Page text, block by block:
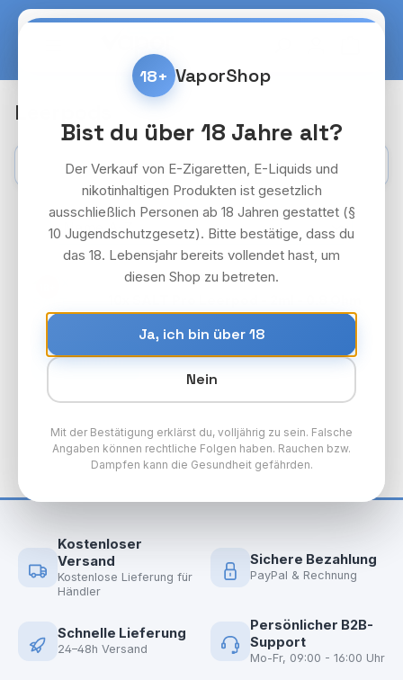
Zum Hauptinhalt springen
Leerpods
Kategorien Filter
SALT PRO DEVICE PAKET
Preise nach Login
Anmelden
Kostenloser
Versand
Kostenlose Lieferung für
Händler
Sichere Bezahlung
PayPal & Rechnung
Schnelle Lieferung
24–48h Versand
Persönlicher B2B-
Support
Mo-Fr, 09:00 - 16:00 Uhr
18+ VaporShop
Bist du über 18 Jahre alt?
Der Verkauf von E-Zigaretten, E-Liquids und
nikotinhaltigen Produkten ist gesetzlich
ausschließlich Personen ab 18 Jahren gestattet (§
10 Jugendschutzgesetz). Bitte bestätige, dass du
das 18. Lebensjahr bereits vollendet hast, um
diesen Shop zu betreten.
Ja, ich bin über 18
Nein
Mit der Bestätigung erklärst du, volljährig zu sein. Falsche
Angaben können rechtliche Folgen haben. Rauchen bzw.
Dampfen kann die Gesundheit gefährden.